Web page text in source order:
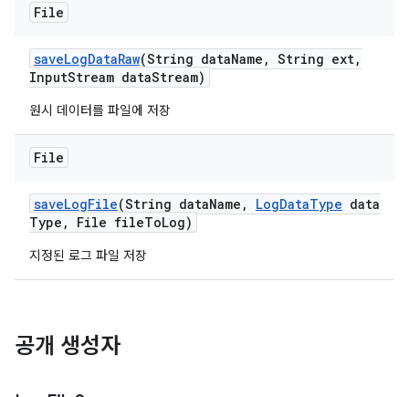
File
saveLogDataRaw(String dataName , String ext,
InputStream dataStream)
원시 데이터를 파일에 저장
File
saveLogFile(String dataName , LogDataType data
Type , File fileToLog)
지정된 로그 파일 저장
공개 생성자